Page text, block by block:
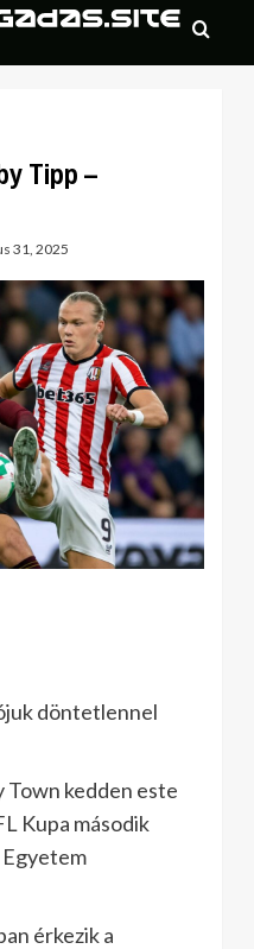
Tipp –
31, 2025
döntetlennel
Town kedden este
Kupa második
érkezik a